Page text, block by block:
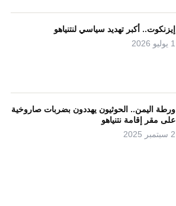
إيزنكوت.. أكبر تهديد سياسي لنتنياهو
1 يوليو 2026
ورطة اليمن.. الحوثيون يهددون بضربات صاروخية
على مقر إقامة نتنياهو
2 سبتمبر 2025